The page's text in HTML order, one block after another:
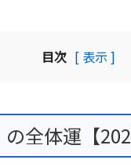
目次 [ 表示 ]
全体運【